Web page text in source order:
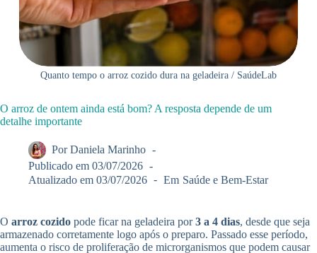
Quanto tempo o arroz cozido dura na geladeira / SaúdeLab
O arroz de ontem ainda está bom? A resposta depende de um
detalhe importante
Por Daniela Marinho
Publicado em 03/07/2026
Atualizado em 03/07/2026 Em Saúde e Bem-Estar
O arroz cozido pode ficar na geladeira por3 a 4 dias, desde que seja
armazenado corretamente logo após o preparo. Passado esse período,
aumenta o risco de proliferação de microrganismos que podem causar